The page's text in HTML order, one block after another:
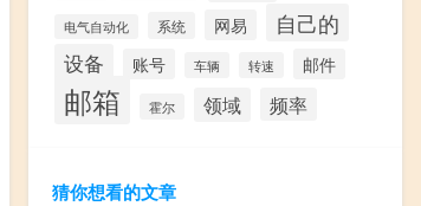
电气自动化 系统 网易 自己的
设备 账号 车辆 转速 邮件
邮箱 霍尔 领域 频率
猜你想看的文章